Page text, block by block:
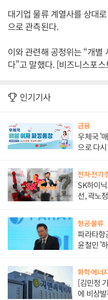
대기업 물류 계열사를 상대
으로 관측된다.
이와 관련해 공정위는 “개별
다”고 말했다. [비즈니스포
인기기사
금융
우체국 '
으로 다
전자·전기·
SK하이
선, 곽노
항공·물류
파라타항
윤철민 '
화학·에너지
[김민정
에 비상